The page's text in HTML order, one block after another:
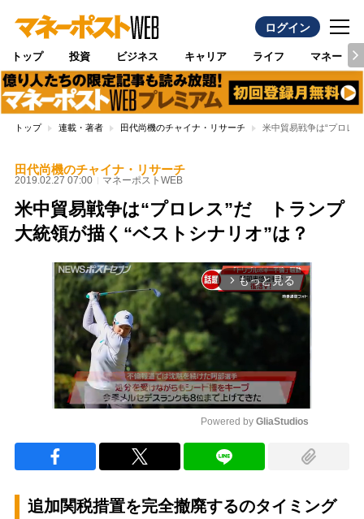
ログイン
トップ 投資 ビジネス キャリア ライフ マネー
トップ 連載・著者 田代尚機のチャイナ・リサーチ 米中貿易戦争は“プロレ
田代尚機のチャイナ・リサーチ
2019.02.27 07:00 マネーポストWEB
米中貿易戦争は“プロレス”だ トランプ
大統領が描く“ベストシナリオ”は？
arrow_forward_ios もっと見る
Powered by GliaStudios
追加関税措置を完全撤廃するのタイミング